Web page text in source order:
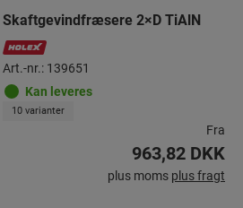
Skaftgevindfræsere 2×D TiAlN
Art.-nr.: 139651
Kan leveres
10 varianter
Fra
963,82 DKK
plus moms plus fragt